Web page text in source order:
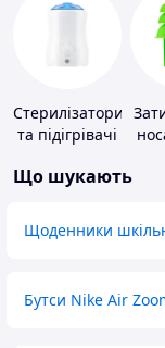
Стерилізатори
та підігрівачі
харчування
Що шукають
Щоденники
Бутси Nike Air